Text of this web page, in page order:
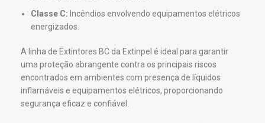
Classe C: Incêndios envolvendo equipamentos elétricos
energizados.
A linha de Extintores BC da Extinpel é ideal para garantir
uma proteção abrangente contra os principais riscos
encontrados em ambientes com presença de líquidos
inflamáveis e equipamentos elétricos, proporcionando
segurança eficaz e confiável.